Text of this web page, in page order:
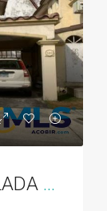
ALQUILO CASA AMUEBLADA EN DORADO SPRING